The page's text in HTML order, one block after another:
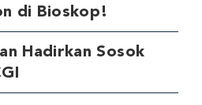
di Bioskop!
Hadirkan Sosok